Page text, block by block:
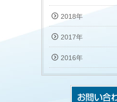
2018年
2017年
2016年